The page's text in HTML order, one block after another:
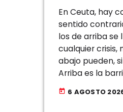
En Ceuta, hay
sentido
los de arriba
cualquier crisis,
abajo pueden,
Arriba es la
Alfonso, que
vitola de […]
today 6 AGOSTO